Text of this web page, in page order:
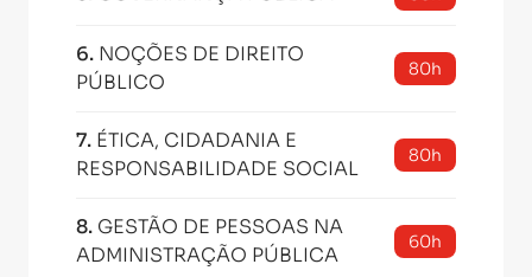
6. NOÇÕES DE DIREITO
PÚBLICO
80h
7. ÉTICA, CIDADANIA E
RESPONSABILIDADE SOCIAL
80h
8. GESTÃO DE PESSOAS NA
ADMINISTRAÇÃO PÚBLICA
60h